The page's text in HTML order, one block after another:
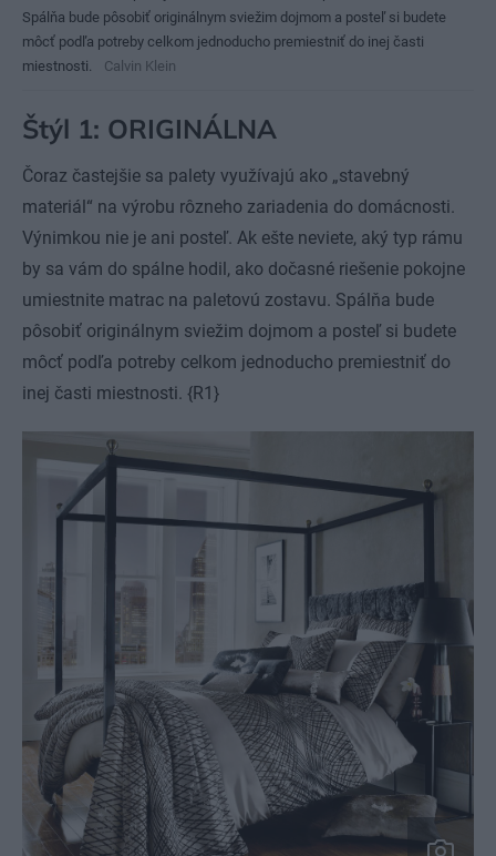
Spálňa bude pôsobiť originálnym sviežim dojmom a posteľ si budete
môcť podľa potreby celkom jednoducho premiestniť do inej časti
miestnosti.
Calvin Klein
Štýl 1: ORIGINÁLNA
Čoraz častejšie sa palety využívajú ako „stavebný
materiál“ na výrobu rôzneho zariadenia do domácnosti.
Výnimkou nie je ani posteľ. Ak ešte neviete, aký typ rámu
by sa vám do spálne hodil, ako dočasné riešenie pokojne
umiestnite matrac na paletovú zostavu. Spálňa bude
pôsobiť originálnym sviežim dojmom a posteľ si budete
môcť podľa potreby celkom jednoducho premiestniť do
inej časti miestnosti. {R1}